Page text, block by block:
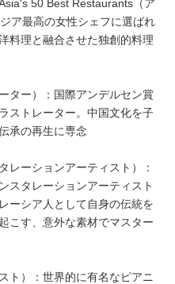
50 Best Restaurants（ア
ア最高の女性シェフに選ばれ
料理と融合させた独創的料理
ター）：国際アンデルセン賞
ストレーター。中国文化を子
承の再生に専念
レーションアーティスト）：
スタレーションアーティスト
ーシア人として自身の伝統を
こす、意外な素材でマスター
ト）：世界的に有名なピアニ